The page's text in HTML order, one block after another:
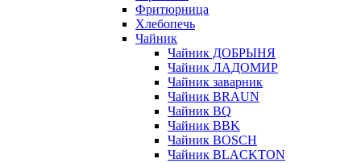
Фритюрница
Хлебопечь
Чайник
Чайник ДОБРЫНЯ
Чайник ЛАДОМИР
Чайник заварник
Чайник BRAUN
Чайник BQ
Чайник BBK
Чайник BOSCH
Чайник BLACKTON